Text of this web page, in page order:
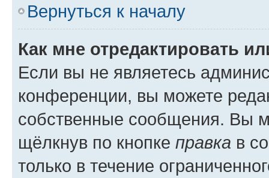
Вернуться к началу
Как мне отредактировать
Если вы не являетесь
конференции, вы можете
собственные сообщения. Вы
щёлкнув по кнопке правка в
только в течение